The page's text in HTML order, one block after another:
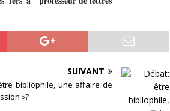
SUIVANT
bibliophile, une affaire de
»?